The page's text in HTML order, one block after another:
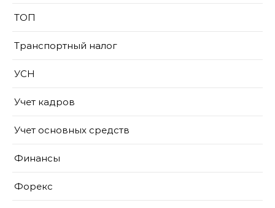
ТОП
Транспортный налог
УСН
Учет кадров
Учет основных средств
Финансы
Форекс